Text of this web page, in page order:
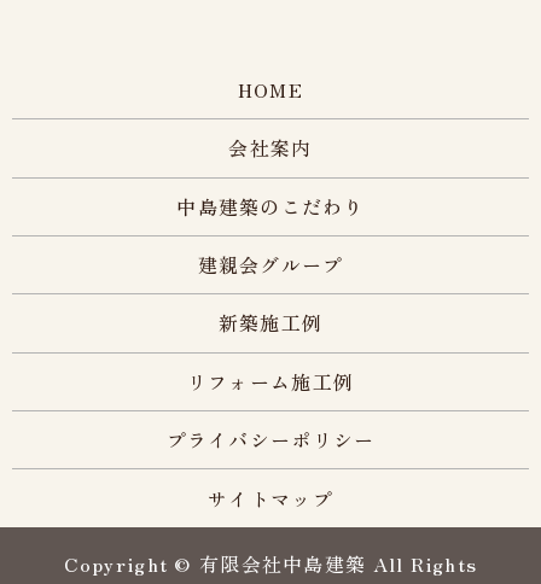
HOME
会社案内
中島建築のこだわり
建親会グループ
新築施工例
リフォーム施工例
プライバシーポリシー
サイトマップ
Copyright © 有限会社中島建築 All Rights